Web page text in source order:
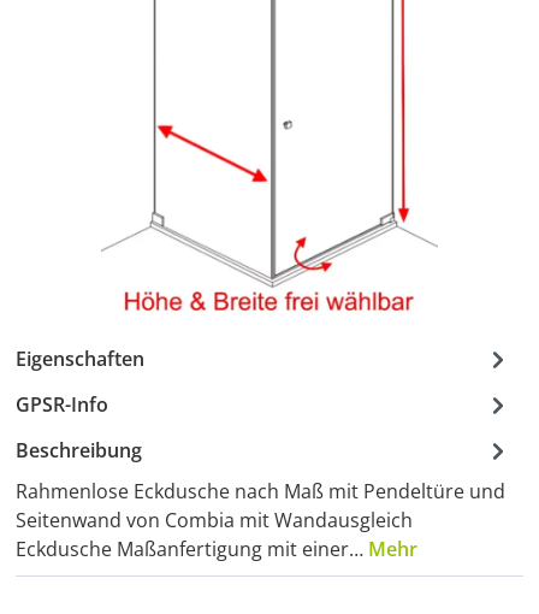
Eigenschaften
GPSR-Info
Beschreibung
Rahmenlose Eckdusche nach Maß mit Pendeltüre und
Seitenwand von Combia mit Wandausgleich
Eckdusche Maßanfertigung mit einer… Mehr